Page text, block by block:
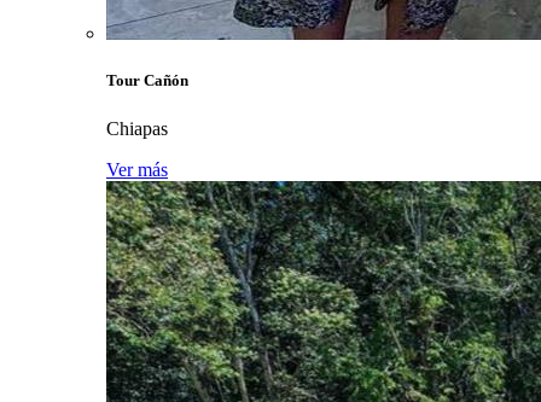
Tour Cañón
Chiapas
Ver más